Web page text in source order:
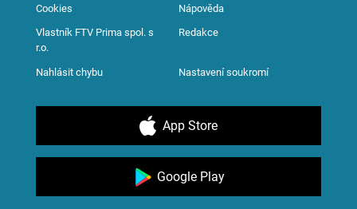
Cookies Nápověda
Vlastník FTV Prima spol. s
r.o.
Redakce
Nahlásit chybu Nastavení soukromí
App Store
Google Play